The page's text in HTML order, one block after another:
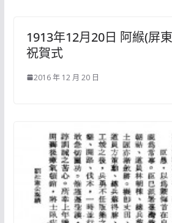
1913年12月20日 阿緱(屏
祝賀式
2016 年 12 月 20 日